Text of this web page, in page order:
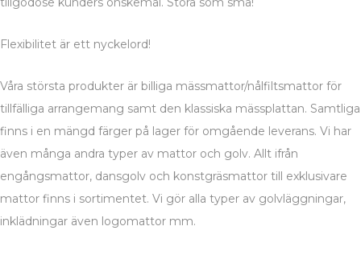
Flexibilitet är ett nyckelord!
Våra största produkter är billiga mässmattor/nålfiltsmattor för
tillfälliga arrangemang samt den klassiska mässplattan. Samtliga
finns i en mängd färger på lager för omgående leverans. Vi har
även många andra typer av mattor och golv. Allt ifrån
engångsmattor, dansgolv och konstgräsmattor till exklusivare
mattor finns i sortimentet. Vi gör alla typer av golvläggningar,
inklädningar även logomattor mm.